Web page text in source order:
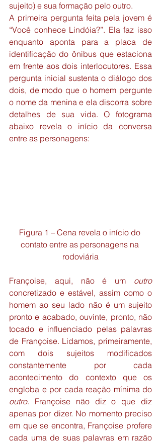
sujeito) e sua formação pelo outro.
A primeira pergunta feita pela jovem é
“Você conhece Lindóia?”. Ela faz isso
enquanto aponta para a placa de
identificação do ônibus que estaciona
em frente aos dois interlocutores. Essa
pergunta inicial sustenta o diálogo dos
dois, de modo que o homem pergunte
o nome da menina e ela discorra sobre
detalhes de sua vida. O fotograma
abaixo revela o início da conversa
entre as personagens:
Figura 1 – Cena revela o início do
contato entre as personagens na
rodoviária
Françoise, aqui, não é um outro
concretizado e estável, assim como o
homem ao seu lado não é um sujeito
pronto e acabado, ouvinte, pronto, não
tocado e influenciado pelas palavras
de Françoise. Lidamos, primeiramente,
com dois sujeitos modificados
constantemente por cada
acontecimento do contexto que os
outro. Françoise não diz o que diz
apenas por dizer. No momento preciso
em que se encontra, Françoise profere
cada uma de suas palavras em razão